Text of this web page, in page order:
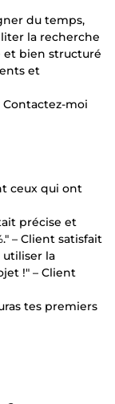
du temps,
la recherche
et bien structuré
et
Contactez-moi
ceux qui ont
précise et
– Client satisfait
utiliser la
!" – Client
tes premiers